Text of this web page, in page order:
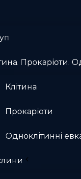
Прокаріоти.
Клітина
Прокаріоти
Одноклітинні